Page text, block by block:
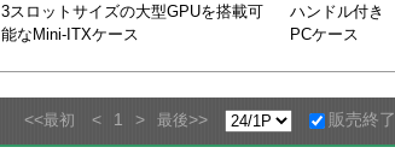
3スロットサイズの大型GPUを搭載可
能なMini-ITXケース
ハンドル付き
PCケース
<<最初 < 1 > 最後>> 販売終